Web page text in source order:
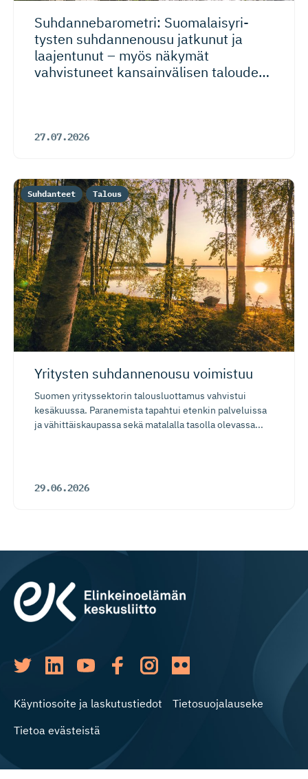
Suhdanneba­ro­metri: Suomalaisy­ri­
tysten suhdannenousu jatkunut ja
laajentunut – myös näkymät
vahvistuneet kansainvälisen talouden
27.07.2026
Yritysten suhdannenousu voimistuu
Suomen yrityssektorin talousluottamus vahvistui
kesäkuussa. Paranemista tapahtui etenkin palveluissa
ja vähittäiskaupassa sekä matalalla tasolla olevassa...
29.06.2026
Suhdanteet Talous
Käyntiosoite ja laskutustiedot
Tietosuojalauseke
Tietoa evästeistä